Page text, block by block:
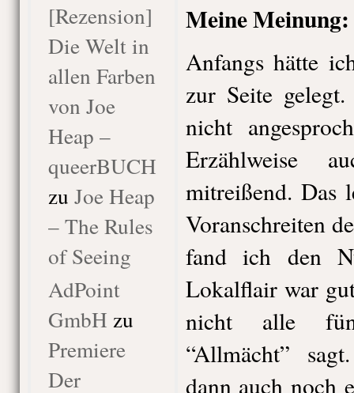
[Rezension]
Die Welt in
allen Farben
von Joe
Heap –
queerBUCH
zu Joe Heap
– The Rules
of Seeing
AdPoint
GmbH zu
Premiere
Der
Meine Meinung:
Anfangs hätte
zur Seite
nicht
Erzählweise
mitreißend. Das
Voranschreiten
fand ich den
Lokalflair war
nicht alle
“Allmächt”
dann auch noch